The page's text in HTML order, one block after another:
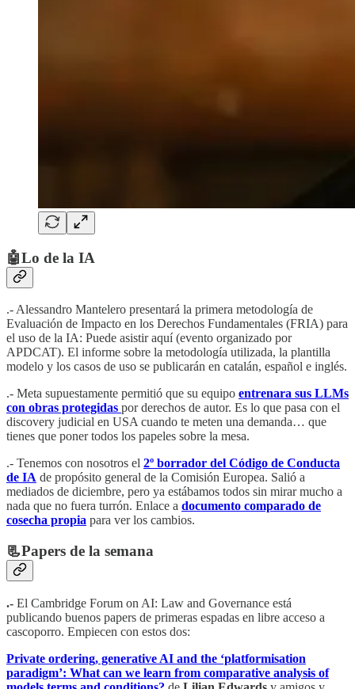
🤖Lo de la IA
.- Alessandro Mantelero presentará la primera metodología de
Evaluación de Impacto en los Derechos Fundamentales (FRIA) para
el uso de la IA: Puede asistir aquí (evento organizado por
APDCAT). El informe sobre la metodología utilizada, la plantilla
modelo y los casos de uso se publicarán en catalán, español e inglés.
.- Meta supuestamente permitió que su equipo entrenara sus LLMs
con obras protegidas por derechos de autor. Es lo que pasa con el
discovery judicial en USA cuando te meten una demanda… que
tienes que poner todos los papeles sobre la mesa.
.- Tenemos con nosotros el 2º borrador del Código de Conducta
de IA de propósito general de la Comisión Europea. Salió a
mediados de diciembre, pero ya estábamos todos sin mirar mucho a
nada que no fuera turrón. Enlace a documento comparado de
cosecha propia para ver los cambios.
📃Papers de la semana
.- El Cambridge Forum on AI: Law and Governance está
publicando buenos papers de primeras espadas en libre acceso a
cascoporro. Empiecen con estos dos:
Private ordering, generative AI and the ‘platformisation
paradigm’: What can we learn from comparative analysis of